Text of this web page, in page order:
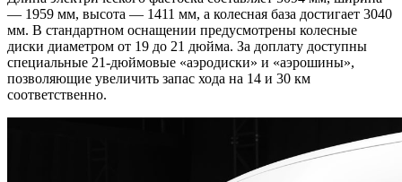
— 1959 мм, высота — 1411 мм, а колесная база достигает 3040
мм. В стандартном оснащении предусмотрены колесные
диски диаметром от 19 до 21 дюйма. За доплату доступны
специальные 21-дюймовые «аэродиски» и «аэрошины»,
позволяющие увеличить запас хода на 14 и 30 км
соответственно.